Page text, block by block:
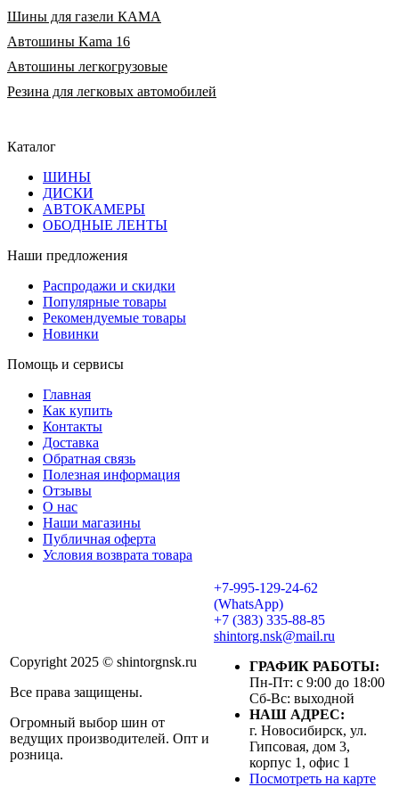
Шины для газели КАМА
Автошины Kama 16
Автошины легкогрузовые
Резина для легковых автомобилей
Каталог
ШИНЫ
ДИСКИ
АВТОКАМЕРЫ
ОБОДНЫЕ ЛЕНТЫ
Наши предложения
Распродажи и скидки
Популярные товары
Рекомендуемые товары
Новинки
Помощь и сервисы
Главная
Как купить
Контакты
Доставка
Обратная связь
Полезная информация
Отзывы
О нас
Наши магазины
Публичная оферта
Условия возврата товара
Copyright 2025 © shintorgnsk.ru
Все права защищены.
Огромный выбор шин от
ведущих производителей. Опт и
розница.
+7-995-129-24-62
(WhatsApp)
+7 (383) 335-88-85
shintorg.nsk@mail.ru
ГРАФИК РАБОТЫ:
Пн-Пт: с 9:00 до 18:00
Сб-Вс: выходной
НАШ АДРЕС:
г. Новосибирск, ул.
Гипсовая, дом 3,
корпус 1, офис 1
Посмотреть на карте